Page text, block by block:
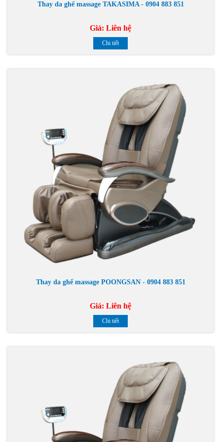
Thay da ghế massage TAKASIMA - 0904 883 851
Giá: Liên hệ
Chi tiết
Thay da ghế massage POONGSAN - 0904 883 851
Giá: Liên hệ
Chi tiết